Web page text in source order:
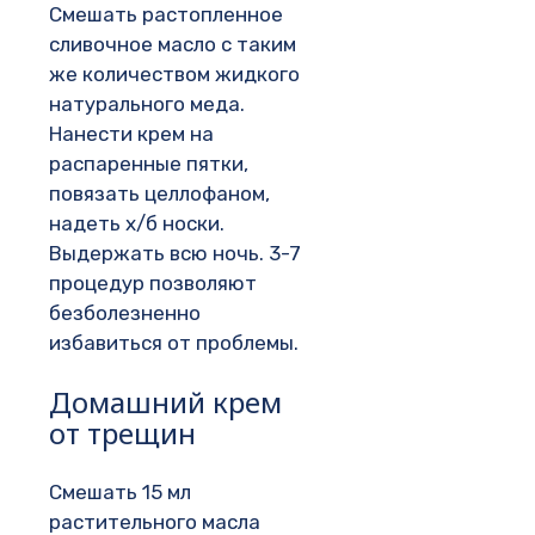
Смешать растопленное
сливочное масло с таким
же количеством жидкого
натурального меда.
Нанести крем на
распаренные пятки,
повязать целлофаном,
надеть х/б носки.
Выдержать всю ночь. 3-7
процедур позволяют
безболезненно
избавиться от проблемы.
Домашний крем
от трещин
Смешать 15 мл
растительного масла